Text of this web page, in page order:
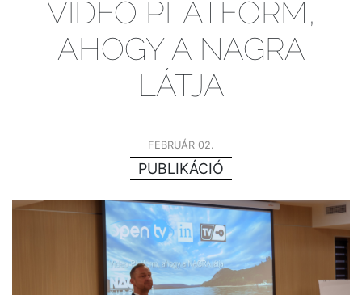
VIDEO PLATFORM,
AHOGY A NAGRA
LÁTJA
FEBRUÁR 02.
PUBLIKÁCIÓ